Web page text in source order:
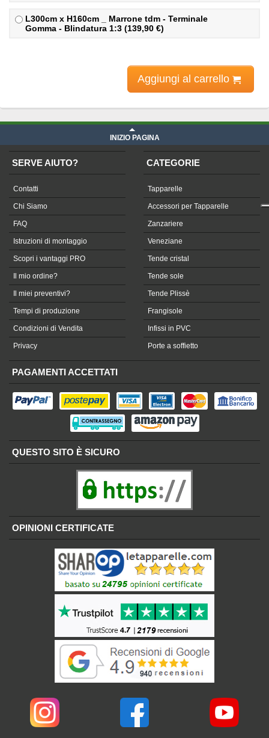
L300cm x H160cm _ Marrone tdm - Terminale
Gomma - Blindatura 1:3 (139,90 €)
Aggiungi al carrello
INIZIO PAGINA
SERVE AIUTO?
Contatti
Chi Siamo
FAQ
Istruzioni di montaggio
Scopri i vantaggi PRO
Il mio ordine?
Il miei preventivi?
Tempi di produzione
Condizioni di Vendita
Privacy
CATEGORIE
Tapparelle
Accessori per Tapparelle
Zanzariere
Veneziane
Tende cristal
Tende sole
Tende Plissè
Frangisole
Infissi in PVC
Porte a soffietto
PAGAMENTI ACCETTATI
QUESTO SITO È SICURO
OPINIONI CERTIFICATE